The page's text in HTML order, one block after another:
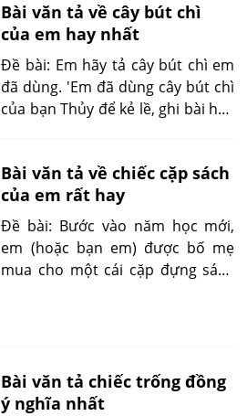
các tên sách, em tưởng như
mình...'
Bài văn tả về cây bút chì
của em hay nhất
Đề bài: Em hãy tả cây bút chì em
đã dùng. 'Em đã dùng cây bút chì
của bạn Thủy để kẻ lề, ghi bài học
cho bạn mà không quên lời cảm
ơn...'
Bài văn tả về chiếc cặp sách
của em rất hay
Đề bài: Bước vào năm học mới,
em (hoặc bạn em) được bố mẹ
mua cho một cái cặp đựng sách
Bài văn tả chiếc trống đồng
ý nghĩa nhất